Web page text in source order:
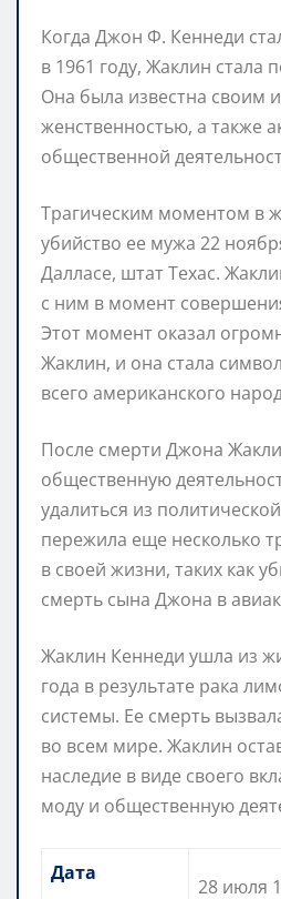
Когда Джон Ф. Кеннеди
в 1961 году, Жаклин стала
Она была известна своим
женственностью, а также
общественной
Трагическим моментом в
убийство ее мужа 22
Далласе, штат Техас.
с ним в момент
Этот момент оказал
Жаклин, и она стала
всего американского
После смерти Джона
общественную
удалиться из
пережила еще несколько
в своей жизни, таких как
смерть сына Джона в
Жаклин Кеннеди ушла из
года в результате рака
системы. Ее смерть
во всем мире. Жаклин
наследие в виде своего
моду и общественную
Дата
28 июля